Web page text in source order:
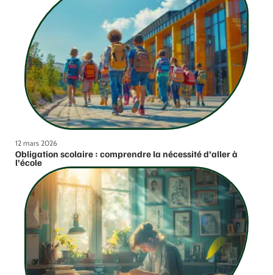
12 mars 2026
Obligation scolaire : comprendre la nécessité d’aller à
l’école